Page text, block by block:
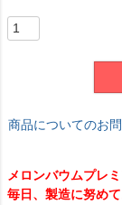
商品についてのお
メロンバウムプレ
毎日、製造に努めて